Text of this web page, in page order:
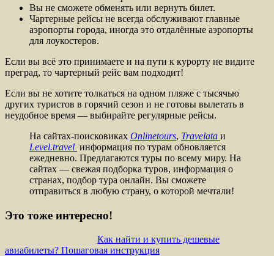
Вы не сможете обменять или вернуть билет.
Чартерные рейсы не всегда обслуживают главные
аэропорты города, иногда это отдалённые аэропорты
для лоукостеров.
Если вы всё это принимаете и на пути к курорту не видите
преград, то чартерный рейс вам подходит!
Если вы не хотите толкаться на одном пляже с тысячью
других туристов в горячий сезон и не готовы вылетать в
неудобное время — выбирайте регулярные рейсы.
На сайтах-поисковиках Onlinetours, Travelata и
Level.travel информация по турам обновляется
ежедневно. Предлагаются туры по всему миру. На
сайтах — свежая подборка туров, информация о
странах, подбор тура онлайн. Вы сможете
отправиться в любую страну, о которой мечтали!
Это тоже интересно!
Как найти и купить дешевые
авиабилеты? Пошаговая инструкция